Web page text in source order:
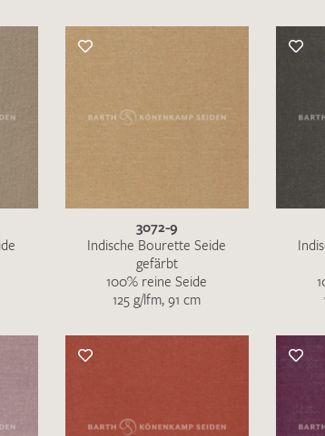
/ Musteranfrage
3072-9
Indische Bourette Seide
gefärbt
100% reine Seide
125 g/lfm, 91 cm